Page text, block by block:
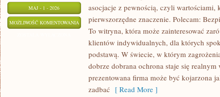
MAJ - 1 - 2026
MOŻLIWOŚĆ KOMENTOWANIA OCHRONA
asocjacje z pewnością, czyli
pierwszorzędne znaczenie. Polecam:
To witryna, która może zainteresować
klientów indywidualnych, dla których
podstawą. W świecie, w którym
dobrze dobrana ochrona staje się
prezentowana firma może być kojarzona
zadbać [ Read More ]